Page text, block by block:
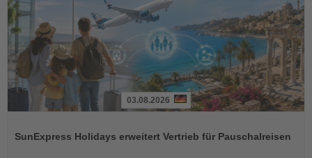
die
03.08.2026
SunExpress Holidays erweitert Vertrieb für Pauschalreisen